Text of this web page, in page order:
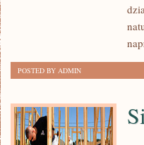
POSTED BY ADMIN